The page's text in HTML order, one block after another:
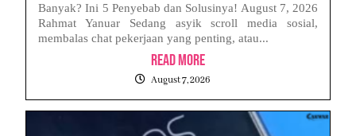
Banyak? Ini 5 Penyebab dan Solusinya! August 7, 2026
Rahmat Yanuar Sedang asyik scroll media sosial,
membalas chat pekerjaan yang penting, atau...
Read More
August 7, 2026